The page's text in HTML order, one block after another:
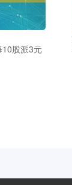
股派3元